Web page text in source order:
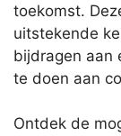
toekomst.
uitstekende
bijdragen aan
te doen aan
Ontdek de